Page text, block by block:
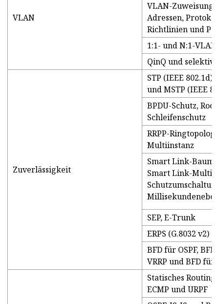
VLAN
VLAN-Zuweisung
Adressen,
Richtlinien und
1:1- und N:1-
QinQ und
Zuverlässigkeit
STP (IEEE 802.1d),
und MSTP (IEEE
BPDU-Schutz,
Schleifenschutz
RRPP-
Multiinstanz
Smart Link-
Smart Link-
SEP, E-Trunk
ERPS (G.8032 v2)
BFD für OSPF,
VRRP und BFD für
Statisches
ECMP und URPF